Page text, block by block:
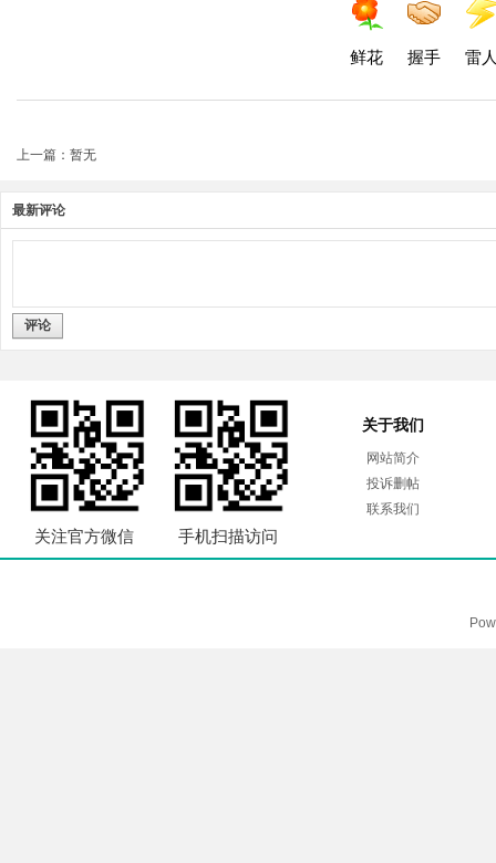
鲜花 握手 雷
上一篇：暂无
最新评论
评论
关注官方微信 手机扫描访问
关于我们
网站简介
投诉删帖
联系我们